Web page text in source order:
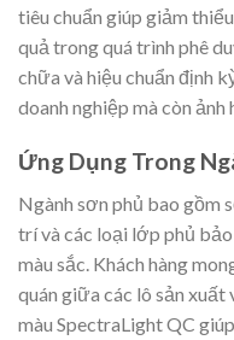
tiêu chuẩn giúp giảm
quả trong quá trình phê
chữa và hiệu chuẩn định
doanh nghiệp mà còn
Ứng Dụng Trong
Ngành sơn phủ bao gồm
trí và các loại lớp phủ
màu sắc. Khách hàng
quán giữa các lô sản xuất
màu SpectraLight QC